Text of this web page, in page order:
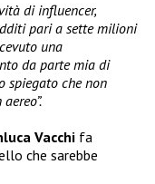
di influencer,
pari a sette milioni
una
da parte mia di
spiegato che non
Vacchi fa
che sarebbe